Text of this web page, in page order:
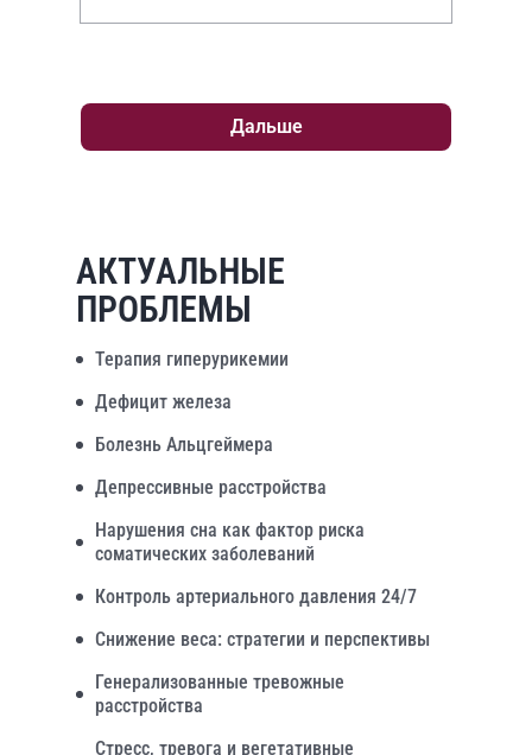
сложение рефлекторного и
Дальше
АКТУАЛЬНЫЕ
ПРОБЛЕМЫ
Терапия гиперурикемии
Дефицит железа
Болезнь Альцгеймера
Депрессивные расстройства
Нарушения сна как фактор риска
соматических заболеваний
Контроль артериального давления 24/7
Снижение веса: стратегии и перспективы
Генерализованные тревожные
расстройства
Стресс, тревога и вегетативные